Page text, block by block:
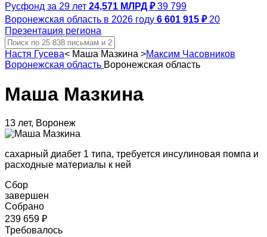
Русфонд за 29 лет 24,571 МЛРД ₽ 39 799
Воронежская область в 2026 году 6 601 915 ₽ 20
Презентация региона
Настя Гусева< Маша Мазкина >Максим Часовников
Воронежская область Воронежская область
Маша Мазкина
13 лет, Воронеж
сахарный диабет 1 типа, требуется инсулиновая помпа и
расходные материалы к ней
Сбор
завершен
Собрано
239 659 ₽
Требовалось